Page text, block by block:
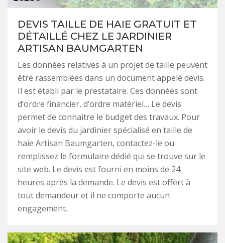
DEVIS TAILLE DE HAIE GRATUIT ET
DÉTAILLÉ CHEZ LE JARDINIER
ARTISAN BAUMGARTEN
Les données relatives à un projet de taille peuvent
être rassemblées dans un document appelé devis.
Il est établi par le prestataire. Ces données sont
d’ordre financier, d’ordre matériel… Le devis
permet de connaitre le budget des travaux. Pour
avoir le devis du jardinier spécialisé en taille de
haie Artisan Baumgarten, contactez-le ou
remplissez le formulaire dédié qui se trouve sur le
site web. Le devis est fourni en moins de 24
heures après la demande. Le devis est offert à
tout demandeur et il ne comporte aucun
engagement.